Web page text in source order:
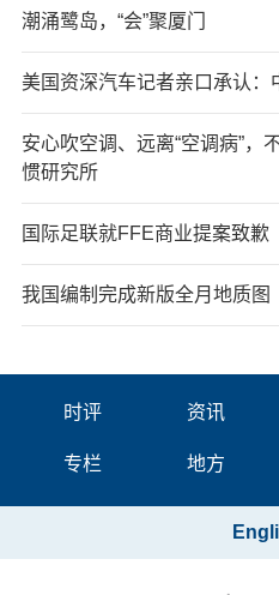
潮涌鹭岛，“会”聚厦门
美国资深汽车记者亲口承认
安心吹空调、远离“空调病”，
惯研究所
国际足联就FFE商业提案致歉
我国编制完成新版全月地质图
时评 资讯
专栏 地方